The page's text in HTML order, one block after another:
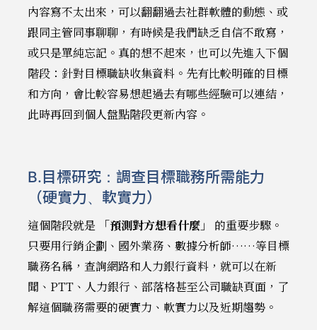
內容寫不太出來，可以翻翻過去社群軟體的動態、或
跟同主管同事聊聊，有時候是我們缺乏自信不敢寫，
或只是單純忘記。真的想不起來，也可以先進入下個
階段：針對目標職缺收集資料。先有比較明確的目標
和方向，會比較容易想起過去有哪些經驗可以連結，
此時再回到個人盤點階段更新內容。
B.目標研究：調查目標職務所需能力
（硬實力、軟實力）
這個階段就是 「預測對方想看什麼」
的重要步驟。
只要用行銷企劃、國外業務、數據分析師……等目標
職務名稱，查詢網路和人力銀行資料，就可以在新
聞、PTT、人力銀行、部落格甚至公司職缺頁面，了
解這個職務需要的硬實力、軟實力以及近期趨勢。